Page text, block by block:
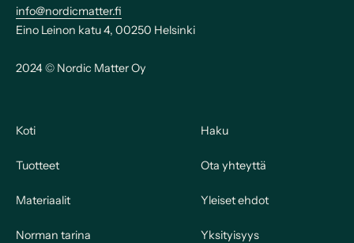
info@nordicmatter.fi
Eino Leinon katu 4, 00250 Helsinki
2024 © Nordic Matter Oy
Koti
Tuotteet
Materiaalit
Norman tarina
Haku
Ota yhteyttä
Yleiset ehdot
Yksityisyys